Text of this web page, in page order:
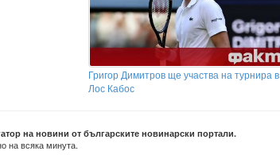
Григор Димитров ще участва на турнира в
Лос Кабос
на новини от българските новинарски портали.
на всяка минута.